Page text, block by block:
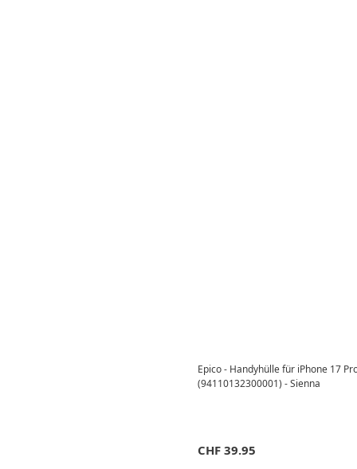
Epico - Handyhülle für iPhone 17
(94110132300001) - Sienna
CHF 39.95